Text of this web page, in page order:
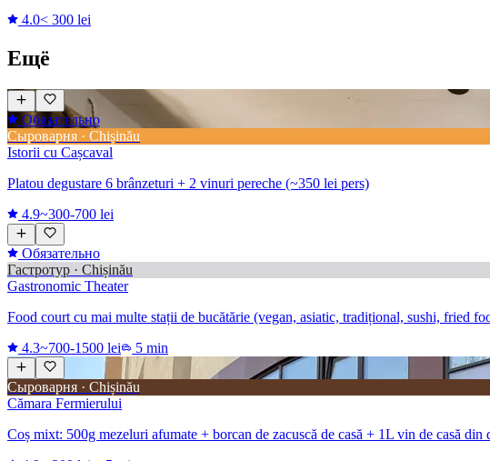
4.0< 300 lei
Ещё
Обязательно
Сыроварня · Chișinău
Istorii cu Cașcaval
Platou degustare 6 brânzeturi + 2 vinuri pereche (~350 lei pers)
4.9~300-700 lei
Обязательно
Гастротур · Chișinău
Gastronomic Theater
Food court cu mai multe stații de bucătărie (vegan, asiatic, tradițional, sushi, fried
4.3~700-1500 lei 5 min
Сыроварня · Chișinău
Cămara Fermierului
Coș mixt: 500g mezeluri afumate + borcan de zacuscă de casă + 1L vin de casă